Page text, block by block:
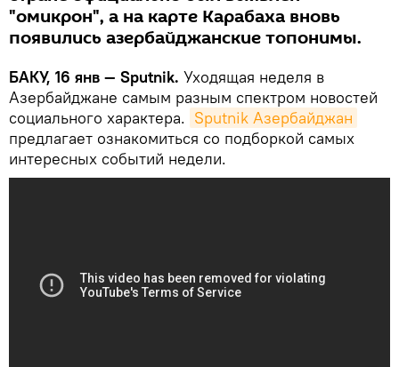
"омикрон", а на карте Карабаха вновь
появились азербайджанские топонимы.
БАКУ, 16 янв — Sputnik. Уходящая неделя в
Азербайджане самым разным спектром новостей
социального характера. Sputnik Азербайджан
предлагает ознакомиться со подборкой самых
интересных событий недели.